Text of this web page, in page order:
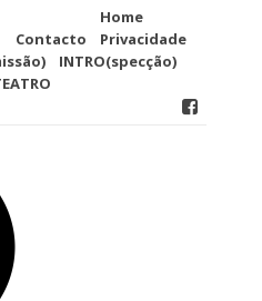
Contacto
Home
Privacidade
INTRO(specção)